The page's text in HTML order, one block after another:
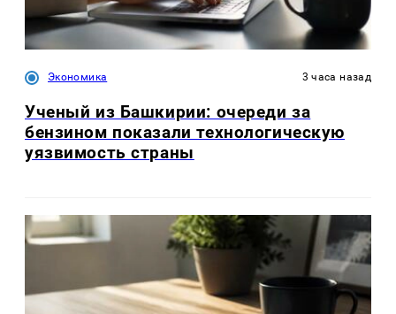
Экономика 3 часа назад
Ученый из Башкирии: очереди за
бензином показали технологическую
уязвимость страны